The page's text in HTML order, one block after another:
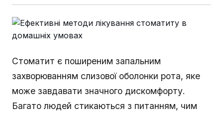
Стоматит є поширеним запальним
захворюванням слизової оболонки рота, яке
може завдавати значного дискомфорту.
Багато людей стикаються з питанням, чим